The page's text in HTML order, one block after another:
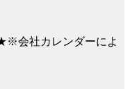
会社カレンダーによ